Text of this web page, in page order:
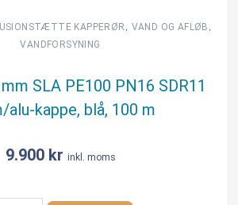
blå,
KAPPERØR , VAND OG AFLØB ,
VANDFORSYNING
SLA PE100 PN16 SDR11
alu-kappe, blå, 100 m
9.900 kr inkl. moms